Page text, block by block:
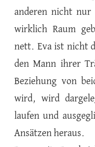
anderen nicht nur
wirklich Raum
nett. Eva ist nicht
den Mann ihrer
Beziehung von
wird, wird
laufen und
Ansätzen heraus.